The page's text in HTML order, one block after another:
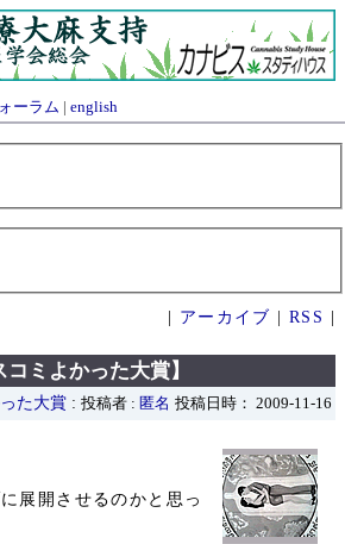
ーラム | english
アーカイブ RSS
ミよかった大賞】
た大賞 : 投稿者 : 匿名 投稿日時： 2009-11-16
展開させるのかと思っ